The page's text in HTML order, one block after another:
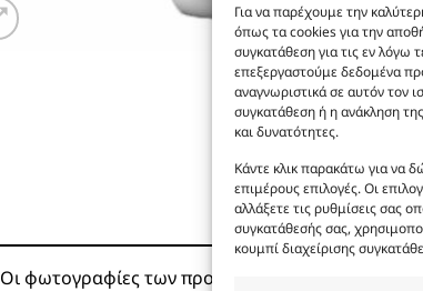
Για να παρέχουμε την
όπως τα cookies για την
συγκατάθεση για τις εν λόγω
επεξεργαστούμε δεδομένα
αναγνωριστικά σε αυτόν τον
συγκατάθεση ή η ανάκληση
και δυνατότητες.
Κάντε κλικ παρακάτω για να
επιμέρους επιλογές. Οι
αλλάξετε τις ρυθμίσεις σας
συγκατάθεσής σας,
κουμπί διαχείρισης
Οι φωτογραφίες των προϊόντων είναι